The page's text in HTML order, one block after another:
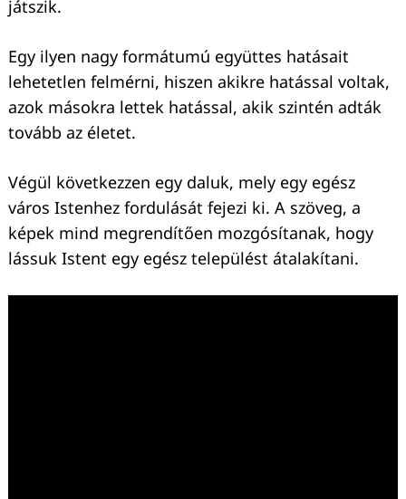
játszik.
Egy ilyen nagy formátumú együttes hatásait
lehetetlen felmérni, hiszen akikre hatással voltak,
azok másokra lettek hatással, akik szintén adták
tovább az életet.
Végül következzen egy daluk, mely egy egész
város Istenhez fordulását fejezi ki. A szöveg, a
képek mind megrendítően mozgósítanak, hogy
lássuk Istent egy egész települést átalakítani.